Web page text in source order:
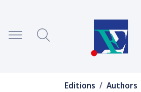
Editions / Authors